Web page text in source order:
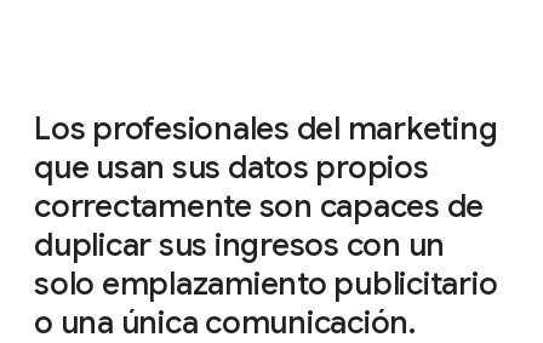
Los profesionales del marketing
que usan sus datos propios
correctamente son capaces de
duplicar sus ingresos con un
solo emplazamiento publicitario
o una única comunicación.